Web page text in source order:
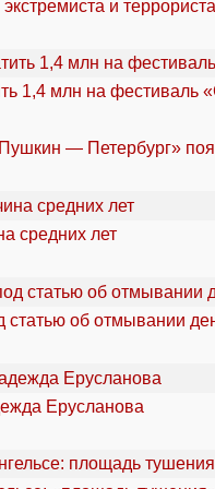
и террориста
1,4 млн на фестиваль
— Петербург»
средних лет
статью об отмывании
Ерусланова